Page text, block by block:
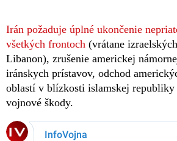
Irán požaduje úplné ukončenie
všetkých frontoch (vrátane
Libanon), zrušenie americkej
iránskych prístavov, odchod
oblastí v blízkosti islamskej republiky
vojnové škody.